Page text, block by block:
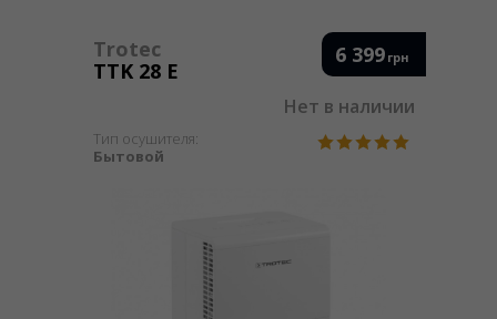
6 399 грн
Нет в наличии
Trotec
TTK 28 E
Тип осушителя:
Бытовой